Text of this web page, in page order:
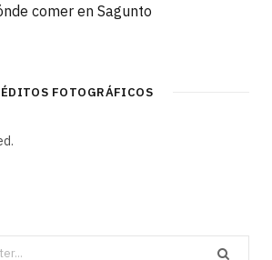
comer en Sagunto
FOTOGRÁFICOS